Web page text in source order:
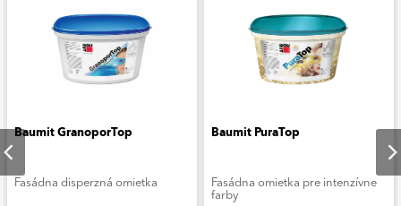
Baumit GranoporTop
Fasádna disperzná omietka
Baumit PuraTop
Fasádna omietka pre intenzívne
farby